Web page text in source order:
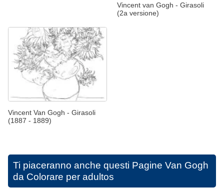
Vincent van Gogh - Girasoli
(2a versione)
Vincent Van Gogh - Girasoli
(1887 - 1889)
Ti piaceranno anche questi Pagine Van Gogh
da Colorare per adultos